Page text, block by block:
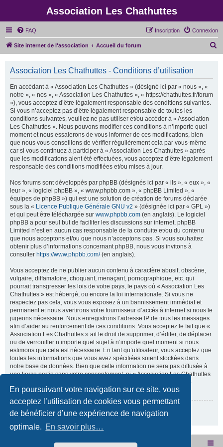
En poursuivant votre navigation sur ce site, vous
acceptez l’utilisation de cookies vous permettant
de bénéficier d’une expérience de navigation
optimale. En savoir plus…
Association Les Chathuttes
FAQ Connexion
Inscription
Site internet de l'association Accueil du forum
Association Les Chathuttes - Conditions d’utilisation
En accédant à « Association Les Chathuttes » (désigné ici par « nous », «
notre », « nos », « Association Les Chathuttes », « https://chathuttes.fr/forum
»), vous acceptez d’être légalement responsable des conditions suivantes.
Si vous n’acceptez pas d’être légalement responsable de toutes les
conditions suivantes, veuillez ne pas utiliser et/ou accéder à « Association
Les Chathuttes ». Nous pouvons modifier ces conditions à n’importe quel
moment et nous essaierons de vous informer de ces modifications, bien
que nous vous conseillons de vérifier régulièrement cela par vous-même
car si vous continuez à participer à « Association Les Chathuttes » après
que les modifications aient été effectuées, vous acceptez d’être légalement
responsable des conditions modifiées et/ou mises à jour.
Nos forums sont développés par phpBB (désignés ici par « ils », « eux », «
leur », « logiciel phpBB », « www.phpbb.com », « phpBB Limited », «
équipes de phpBB ») qui est une solution de création de forums déclarée
sous la « Licence Publique Générale GNU v2 » (désignée ici par « GPL »)
et qui peut être téléchargée sur www.phpbb.com (en anglais). Le logiciel
phpBB a pour seul but de faciliter les discussions sur internet, phpBB
Limited n’est en aucun cas responsable de la conduite et/ou du contenu
que nous acceptons et/ou que nous n’acceptons pas. Si vous souhaitez
obtenir plus d’informations concernant phpBB, nous vous invitons à
consulter https://www.phpbb.com/(en anglais).
Vous acceptez de ne publier aucun contenu à caractère abusif, obscène,
vulgaire, diffamatoire, choquant, menaçant, pornographique, etc. qui
pourrait transgresser les lois de votre pays, le pays où « Association Les
Chathuttes » est hébergé, ou encore la loi internationale. Si vous ne
respectez pas cela, vous vous exposez à un bannissement immédiat et
permanent et nous avertirons votre fournisseur d’accès à internet si nous le
jugeons nécessaire. Nous enregistrons l’adresse IP de tous les messages
afin d’aider au renforcement de ces conditions. Vous acceptez le fait que «
Association Les Chathuttes » ait le droit de supprimer, d’éditer, de déplacer
ou de verrouiller n’importe quel sujet à n’importe quel moment si nous
estimons que cela est nécessaire. En tant qu’utilisateur, vous acceptez que
toutes les informations que vous avez spécifiées soient stockées dans
notre base de données. Bien que cette information ne sera pas diffusée à
une tierce partie sans votre consentement, ni « Association Les Chathuttes
tentative de piratage visant à compromettre vos données.
Revenir à la page précédente
Site internet de l'association Accueil du forum